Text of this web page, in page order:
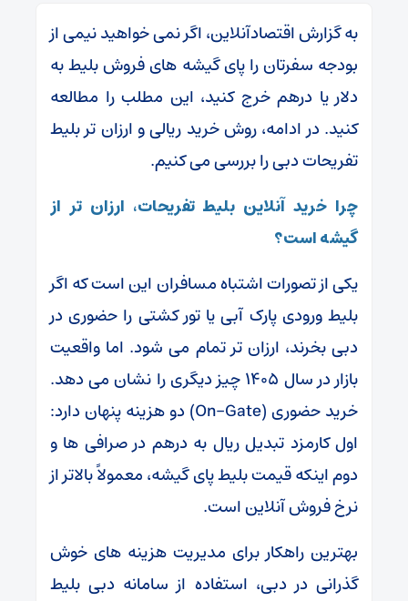
به گزارش اقتصادآنلاین، اگر نمی خواهید نیمی از
بودجه سفرتان را پای گیشه‌ های فروش بلیط به
دلار یا درهم خرج کنید، این مطلب را مطالعه
کنید. در ادامه، روش خرید ریالی و ارزان‌ تر بلیط‌
تفریحات دبی را بررسی می کنیم.
چرا خرید آنلاین بلیط تفریحات، ارزان تر از
گیشه است؟
یکی از تصورات اشتباه مسافران این است که اگر
بلیط ورودی پارک آبی یا تور کشتی را حضوری در
دبی بخرند، ارزان تر تمام می شود. اما واقعیت
بازار در سال ۱۴۰۵ چیز دیگری را نشان می دهد.
خرید حضوری (On-Gate) دو هزینه پنهان دارد:
اول کارمزد تبدیل ریال به درهم در صرافی‌ ها و
دوم اینکه قیمت بلیط پای گیشه، معمولاً بالاتر از
نرخ فروش آنلاین است.
بهترین راهکار برای مدیریت هزینه‌ های خوش‌
گذرانی در دبی، استفاده از سامانه دبی بلیط